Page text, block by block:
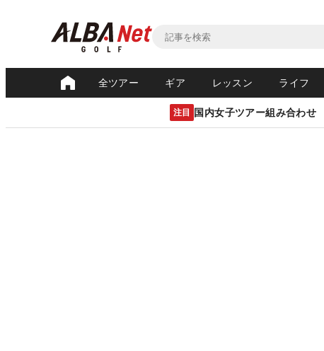
全ツアー ギア レッスン ライフ
注目 国内女子ツアー組み合わせ